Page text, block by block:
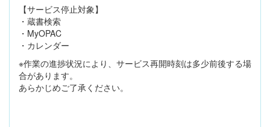
【サービス停止対象】
・蔵書検索
・MyOPAC
・カレンダー
※作業の進捗状況により、サービス再開時刻は多少前後する場
合があります。
あらかじめご了承ください。